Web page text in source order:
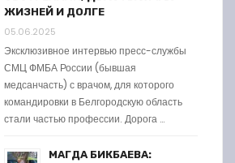
ЖИЗНЕЙ И ДОЛГЕ
05.06.2025
Эксклюзивное интервью пресс-службы
СМЦ ФМБА России (бывшая
медсанчасть) с врачом, для которого
командировки в Белгородскую область
стали частью профессии. Дорога …
МАГДА БИКБАЕВА: